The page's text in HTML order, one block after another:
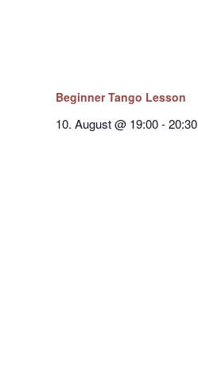
Beginner Tango Lesson
10. August @ 19:00-20:30